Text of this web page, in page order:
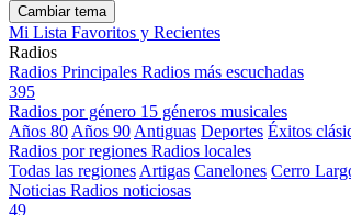
Cambiar tema
Mi Lista Favoritos y Recientes
Radios
Radios Principales Radios más escuchadas
395
Radios por género 15 géneros musicales
Años 80 Años 90 Antiguas Deportes Éxitos
Radios por regiones Radios locales
Todas las regiones Artigas Canelones Cerro
Noticias Radios noticiosas
49